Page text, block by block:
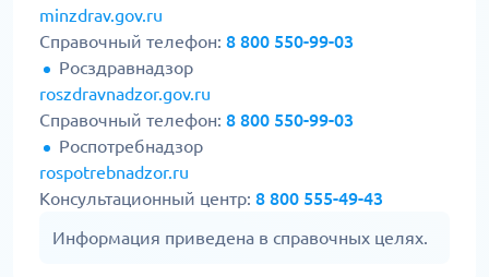
minzdrav.gov.ru
Справочный телефон: 8 800 550-99-03
Росздравнадзор
roszdravnadzor.gov.ru
Справочный телефон: 8 800 550-99-03
Роспотребнадзор
rospotrebnadzor.ru
Консультационный центр: 8 800 555-49-43
Информация приведена в справочных целях.